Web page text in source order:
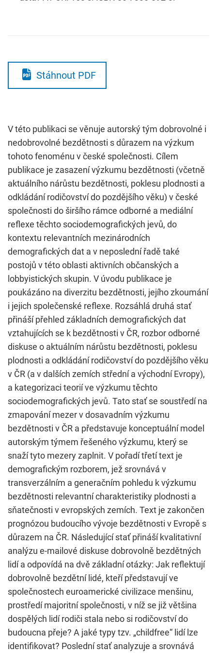
Stáhnout PDF
V této publikaci se věnuje autorský tým dobrovolné i
nedobrovolné bezdětnosti s důrazem na výzkum
tohoto fenoménu v české společnosti. Cílem
publikace je zasazení výzkumu bezdětnosti (včetně
aktuálního nárůstu bezdětnosti, poklesu plodnosti a
odkládání rodičovství do pozdějšího věku) v české
společnosti do širšího rámce odborné a mediální
reflexe těchto sociodemografických jevů, do
kontextu relevantních mezinárodních
demografických dat a v neposlední řadě také
postojů v této oblasti aktivních občanských a
lobbyistických skupin. V úvodu publikace je
poukázáno na diverzitu bezdětnosti, jejího zkoumání
i jejich společenské reflexe. Rozsáhlá druhá stať
přináší přehled základních demografických dat
vztahujících se k bezdětnosti v ČR, rozbor odborné
diskuse o aktuálním nárůstu bezdětnosti, poklesu
plodnosti a odkládání rodičovství do pozdějšího věku
v ČR (a v dalších zemích střední a východní Evropy),
a kategorizaci teorií ve výzkumu těchto
sociodemografických jevů. Tato stať se soustředí na
zmapování mezer v dosavadním výzkumu
bezdětnosti v ČR a představuje konceptuální model
autorským týmem řešeného výzkumu, který se
snaží tyto mezery zaplnit. V pořadí třetí text je
demografickým rozborem, jež srovnává v
transverzálním a generačním pohledu k výzkumu
bezdětnosti relevantní charakteristiky plodnosti a
sňatečnosti v evropských zemích. Text je zakončen
prognózou budoucího vývoje bezdětnosti v Evropě s
důrazem na ČR. Následující stať přináší kvalitativní
analýzu e-mailové diskuse dobrovolně bezdětných
lidí a odpovídá na dvě základní otázky: Jak reflektují
dobrovolně bezdětní lidé, kteří představují ve
společnostech euroamerické civilizace menšinu,
prostředí majoritní společnosti, v níž se již většina
dospělých lidí rodiči stala nebo si rodičovství do
budoucna přeje? A jaké typy tzv. „childfree“ lidí lze
identifikovat? Poslední stať analyzuje a srovnává